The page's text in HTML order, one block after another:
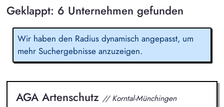
Geklappt: 6 Unternehmen gefunden
Wir haben den Radius dynamisch angepasst, um
mehr Suchergebnisse anzuzeigen.
AGA Artenschutz // Korntal-Münchingen